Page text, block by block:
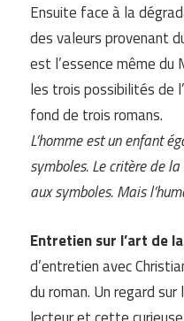
Ensuite face à la
des valeurs provenant
est l’essence même
les trois possibilités de
fond de trois romans.
L’homme est un enfant
symboles. Le critère de
aux symboles. Mais
Entretien sur l’art de
d’entretien avec
du roman. Un regard